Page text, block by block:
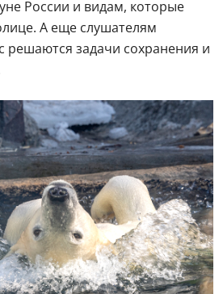
России и видам, которые
А еще слушателям
решаются задачи сохранения и